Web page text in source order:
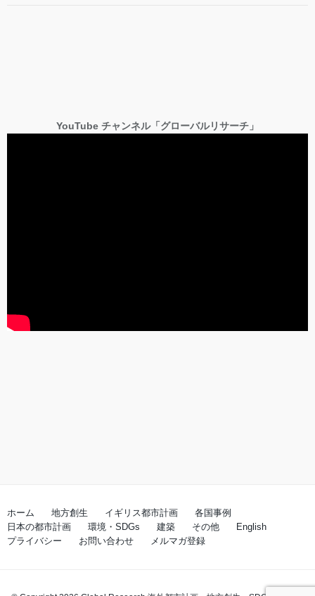
YouTube チャンネル「グローバルリサーチ」
ホーム 地方創生 イギリス都市計画
各国事例
日本の都市計画
環境・SDGs 建築 その他
English
プライバシー
お問い合わせ メルマガ登録